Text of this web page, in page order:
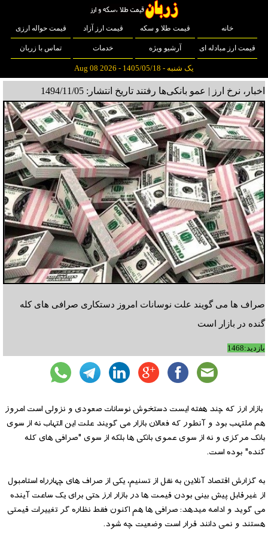
خانه قیمت طلا و سکه قیمت ارز آزاد قیمت حواله ارزی
قیمت ارز مبادله ای آرشیو ویژه خدمات تماس با زربان
یک شنبه - 1405/05/18 - Aug 08 2026
اخبار، نرخ ارز | عمو بانکی‌ها رفتند تاریخ انتشار: 1494/11/05
صراف ها می گویند علت نوسانات امروز دستکاری صرافی های کله
گنده در بازار است
بازدید:1468
بازار ارز که چند هفته ایست دستخوش نوسانات صعودی و نزولی است امروز
هم ملتهب بود و آنطور که فعالان بازار می گویند علت این التهاب نه از سوی
بانک مرکزی و نه از سوی عموی بانکی ها بلکه از سوی "صرافی های کله
گنده" بوده است.
به گزارش اقتصاد آنلاین به نقل از تسنیم، یکی از صراف های چهارراه استامبول
از غیرقابل پیش بینی بودن قیمت ها در بازار ارز حتی برای یک ساعت آینده
می گوید و ادامه میدهد: صرافی ها هم اکنون فقط نظاره گر تغییرات قیمتی
هستند و نمی دانند قرار است وضعیت چه شود.